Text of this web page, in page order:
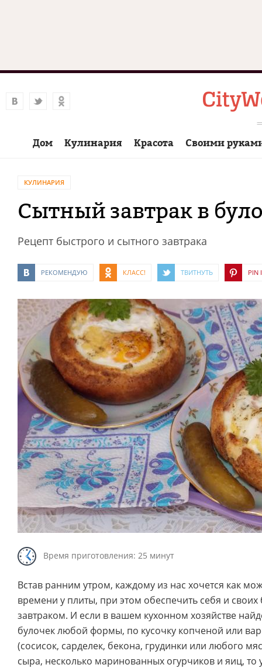
Дом Кулинария Красота Своими
КУЛИНАРИЯ
Сытный завтрак в
Рецепт быстрого и сытного завтрака
РЕКОМЕНДУЮ КЛАСС! ТВИТНУТЬ PIN
Время приготовления: 25 минут
Встав ранним утром, каждому из нас хочется как
времени у плиты, при этом обеспечить себя и
завтраком. И если в вашем кухонном хозяйстве
булочек любой формы, по кусочку копченой или
(сосисок, сарделек, бекона, грудинки или любого
сыра, несколько маринованных огурчиков и яиц, то